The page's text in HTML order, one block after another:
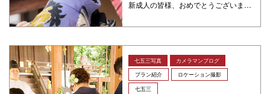
新成人の皆様、おめでとうございます！夢館ヘアスタッフの佐野です。 成人式のヘアセットはもうお決まりですか？今回は髪の毛の長さに応じたヘアスタイル10選をご紹介します。 肩下10cm～OK！ ロングへアの方におすすめ 最近 ・・・
七五三写真
カメラマンブログ
プラン紹介
ロケーション撮影
七五三